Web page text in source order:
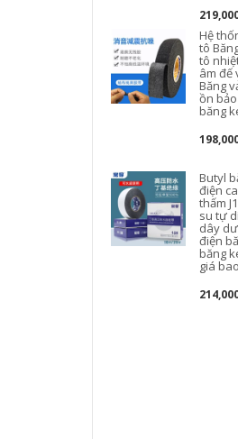
Hệ
tô
tô
âm đế
Băng
ồn
băng
Butyl
điện
thấm
su tự
dây
điện
băng
giá